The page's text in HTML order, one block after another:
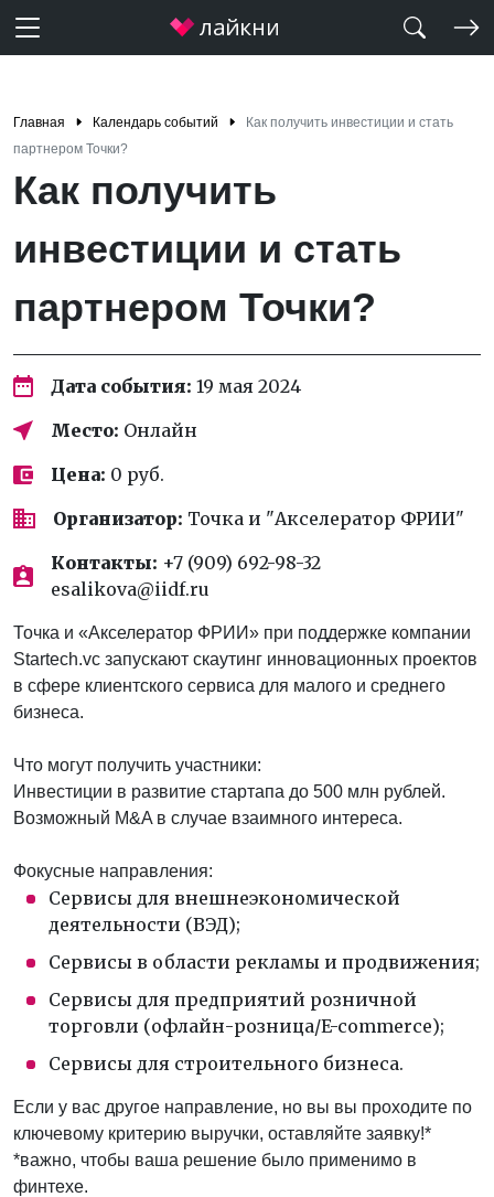
Главная Календарь событий
Как получить инвестиции и стать
партнером Точки?
Как получить
инвестиции и стать
партнером Точки?
Дата события: 19 мая 2024
Место: Онлайн
Цена: 0 руб.
Организатор: Точка и "Акселератор ФРИИ"
Контакты: +7 (909) 692-98-32
esalikova@iidf.ru
Точка и «Акселератор ФРИИ» при поддержке компании
Startech.vc запускают скаутинг инновационных проектов
в сфере клиентского сервиса для малого и среднего
бизнеса.
Что могут получить участники:
Инвестиции в развитие стартапа до 500 млн рублей.
Возможный M&A в случае взаимного интереса.
Фокусные направления:
Сервисы для внешнеэкономической
деятельности (ВЭД);
Сервисы в области рекламы и продвижения;
Сервисы для предприятий розничной
торговли (офлайн-розница/E-commerce);
Сервисы для строительного бизнеса.
Если у вас другое направление, но вы вы проходите по
ключевому критерию выручки, оставляйте заявку!*
*важно, чтобы ваша решение было применимо в
финтехе.